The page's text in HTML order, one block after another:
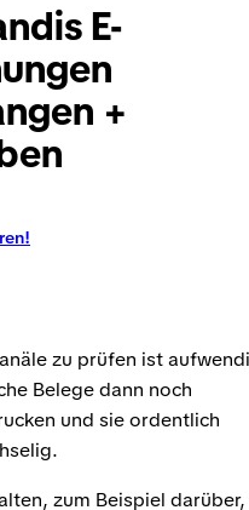
E-
+
zu prüfen ist
Belege dann noch
und sie ordentlich
zum Beispiel darüber,